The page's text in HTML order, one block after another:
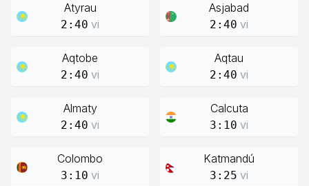
Atyrau
2:40 vi
Asjabad
2:40 vi
Aqtobe
2:40 vi
Aqtau
2:40 vi
Almaty
2:40 vi
Calcuta
3:10 vi
Colombo
3:10 vi
Katmandú
3:25 vi